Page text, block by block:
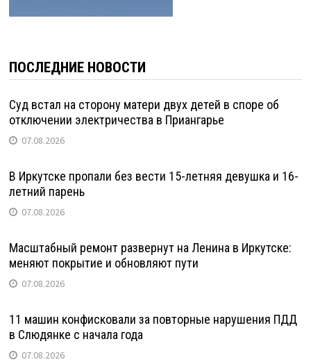
ПОСЛЕДНИЕ НОВОСТИ
Суд встал на сторону матери двух детей в споре об
отключении электричества в Приангарье
07.08.2026
В Иркутске пропали без вести 15-летняя девушка и 16-
летний парень
07.08.2026
Масштабный ремонт развернут на Ленина в Иркутске:
меняют покрытие и обновляют пути
07.08.2026
11 машин конфисковали за повторные нарушения ПДД
в Слюдянке с начала года
07.08.2026